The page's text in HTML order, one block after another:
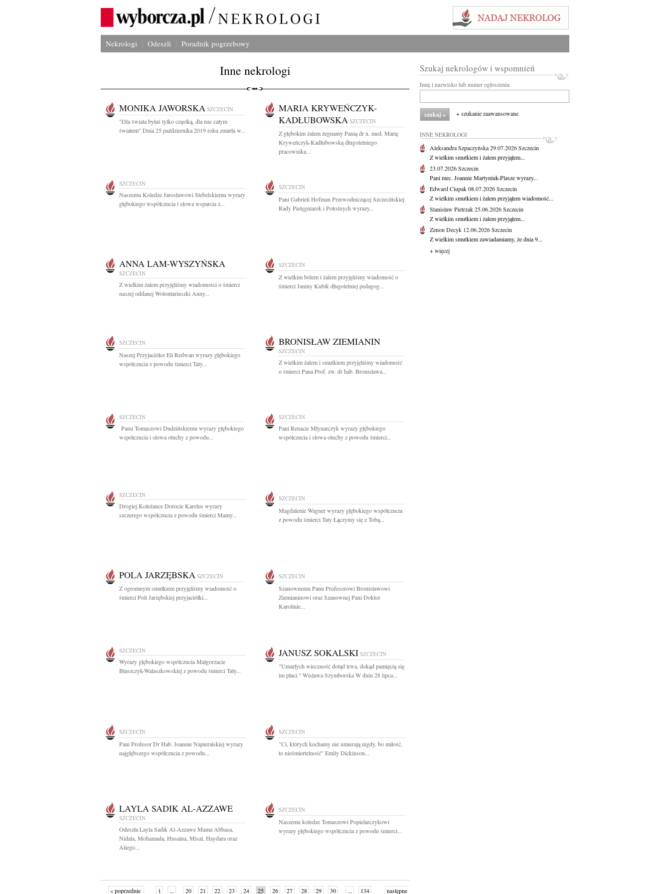
Nekrologi Odeszli Poradnik pogrzebowy
Inne nekrologi
MONIKA JAWORSKA SZCZECIN
"Dla świata byłaś tylko cząstką, dla nas całym
światem" Dnia 25 października 2019 roku zmarła w...
MARIA KRYWEŃCZYK-
KADŁUBOWSKA SZCZECIN
Z głębokim żalem żegnamy Panią dr n. med. Marię
Kryweńczyk-Kadłubowską długoletniego
pracownika...
SZCZECIN
Naszemu Koledze Jarosławowi Stebelskiemu wyrazy
głębokiego współczucia i słowa wsparcia z...
SZCZECIN
Pani Gabrieli Hofman Przewodniczącej Szczecińskiej
Rady Pielęgniarek i Położnych wyrazy...
ANNA LAM-WYSZYŃSKA
SZCZECIN
Z wielkim żalem przyjęliśmy wiadomości o śmierci
naszej oddanej Wolontariuszki Anny...
SZCZECIN
Z wielkim bólem i żalem przyjęliśmy wiadomość o
śmierci Janiny Kubik długoletniej pedagog...
SZCZECIN
Naszej Przyjaciółce Eli Redwan wyrazy głębokiego
współczucia z powodu śmierci Taty...
BRONISŁAW ZIEMIANIN
SZCZECIN
Z wielkim żalem i smutkiem przyjęliśmy wiadomość
o śmierci Pana Prof. zw. dr hab. Bronisława...
SZCZECIN
Panu Tomaszowi Dudzińskiemu wyrazy głębokiego
współczucia i słowa otuchy z powodu...
SZCZECIN
Pani Renacie Młynarczyk wyrazy głębokiego
współczucia i słowa otuchy z powodu śmierci...
SZCZECIN
Drogiej Koleżance Dorocie Karelus wyrazy
szczerego współczucia z powodu śmierci Mamy...
SZCZECIN
Magdalenie Wagner wyrazy głębokiego współczucia
z powodu śmierci Taty Łączymy się z Tobą...
POLA JARZĘBSKA SZCZECIN
Z ogromnym smutkiem przyjęliśmy wiadomość o
śmierci Poli Jarzębskiej przyjaciółki...
SZCZECIN
Szanownemu Panu Profesorowi Bronisławowi
Ziemianinowi oraz Szanownej Pani Doktor
Karolinie...
SZCZECIN
Wyrazy głębokiego współczucia Małgorzacie
Błaszczyk-Walaszkowskiej z powodu śmierci Taty...
JANUSZ SOKALSKI SZCZECIN
"Umarłych wieczność dotąd trwa, dokąd pamięcią się
im płaci." Wisława Szymborska W dniu 28 lipca...
SZCZECIN
Pani Profesor Dr Hab. Joannie Napieralskiej wyrazy
najgłębszego współczucia z powodu...
SZCZECIN
"Ci, których kochamy nie umierają nigdy, bo miłość,
to nieśmiertelność" Emily Dickinson...
LAYLA SADIK AL-AZZAWE
SZCZECIN
Odeszła Layla Sadik Al-Azzawe Mama Abbasa,
Nidala, Mohamada, Husaina, Misal, Haydara oraz
Aliego...
SZCZECIN
Naszemu koledze Tomaszowi Popielarczykowi
wyrazy głębokiego współczucia z powodu śmierci...
« poprzednie 1 ... 20 21 22 23 24 25 26 27 28 29 30 ... 134 następne
Szukaj nekrologów i wspomnień
Imię i nazwisko lub numer ogłoszenia:
+ szukanie zaawansowane
INNE NEKROLOGI
Aleksandra Szpaczyńska29.07.2026Szczecin
Z wielkim smutkiem i żalem przyjąłem...
23.07.2026Szczecin
Pani mec. Joannie Martyniuk-Plasze wyrazy...
Edward Ciupak08.07.2026Szczecin
Z wielkim smutkiem i żalem przyjąłem wiadomość...
Stanisław Pietrzak25.06.2026Szczecin
Z wielkim smutkiem i żalem przyjąłem...
Zenon Decyk 12.06.2026Szczecin
Z wielkim smutkiem zawiadamiamy, że dnia 9...
+ więcej